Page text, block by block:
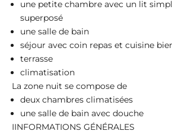
une petite chambre avec un lit
superposé
une salle de bain
séjour avec coin repas et cuisine
terrasse
climatisation
La zone nuit se compose de
deux chambres climatisées
une salle de bain avec douche
IINFORMATIONS GÉNÉRALES